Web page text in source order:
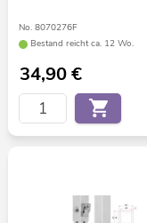
No. 8070276F
Bestand reicht ca. 12 Wo.
34,90€